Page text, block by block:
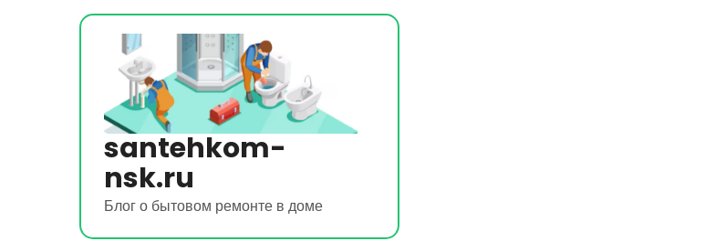
santehkom-
nsk.ru
Блог о бытовом ремонте в доме